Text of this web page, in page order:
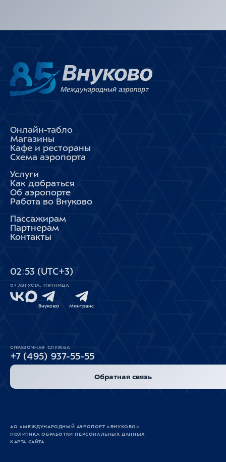
Онлайн-табло
Магазины
Кафе и рестораны
Схема аэропорта
Услуги
Как добраться
Об аэропорте
Работа во Внуково
Пассажирам
Партнерам
Контакты
02 53 (UTC+3)
07 АВГУСТА, ПЯТНИЦА
Внуково Минтранс
СПРАВОЧНАЯ СЛУЖБА
+7 (495) 937-55-55
Обратная связь
АО «МЕЖДУНАРОДНЫЙ АЭРОПОРТ «ВНУКОВО»
ПОЛИТИКА ОБРАБОТКИ ПЕРСОНАЛЬНЫХ ДАННЫХ
КАРТА САЙТА